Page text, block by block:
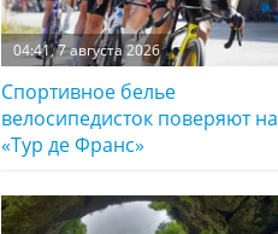
04:41, 7 августа 2026
Спортивное белье
велосипедисток поверяют на
«Тур де Франс»